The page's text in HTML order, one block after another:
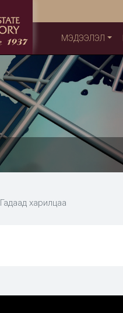
МЭДЭЭЛЭЛ
Гадаад харилцаа